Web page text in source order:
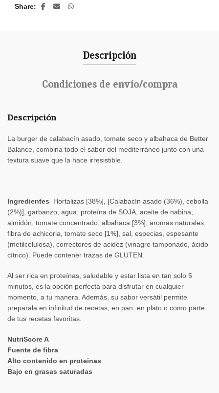
Share
Descripción
Condiciones de envío/compra
Descripción
La burger de calabacín asado, tomate seco y albahaca de Better
Balance, combina todo el sabor del mediterráneo junto con una
textura suave que la hace irresistible.
Ingredientes Hortalizas [38%], [Calabacín asado (36%), cebolla
(2%)], garbanzo, agua, proteína de SOJA, aceite de nabina,
almidón, tomate concentrado, albahaca [3%], aromas naturales,
fibra de achicoria, tomate seco [1%], sal, especias, espesante
(metilcelulosa), correctores de acidez (vinagre tamponado, ácido
cítrico). Puede contener trazas de GLUTEN.
Al ser rica en proteínas, saludable y estar lista en tan solo 5
minutos, es la opción perfecta para disfrutar en cualquier
momento, a tu manera. Además, su sabor versátil permite
preparala en infinitud de recetas; en pan, en plato o como parte
de tus recetas favoritas.
NutriScore A
Fuente de fibra
Alto contenido en proteinas
Bajo en grasas saturadas